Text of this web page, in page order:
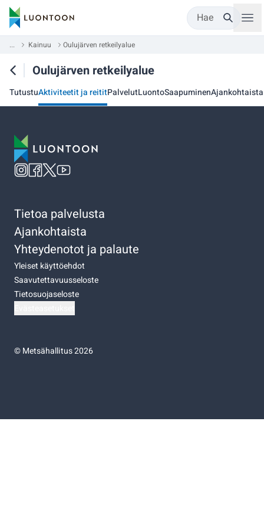
Hae
... Kainuu Oulujärven retkeilyalue
Oulujärven retkeilyalue
TutustuAktiviteetit ja reititPalvelutLuontoSaapuminenAjankohtaista
Tietoa palvelusta
Ajankohtaista
Yhteydenotot ja palaute
Yleiset käyttöehdot
Saavutettavuusseloste
Tietosuojaseloste
©Metsähallitus 2026